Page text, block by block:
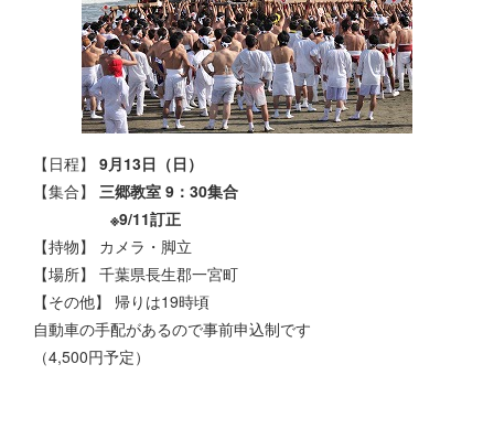
【日程】 9月13日（日）
【集合】 三郷教室 9：30集合
※9/11訂正
【持物】 カメラ・脚立
【場所】 千葉県長生郡一宮町
【その他】 帰りは19時頃
自動車の手配があるので事前申込制です
（4,500円予定）